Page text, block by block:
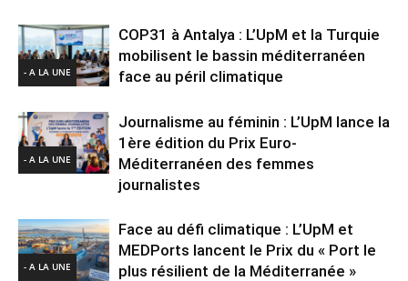
- A LA UNE
COP31 à Antalya : L’UpM et la Turquie
mobilisent le bassin méditerranéen
face au péril climatique
- A LA UNE
Journalisme au féminin : L’UpM lance la
1ère édition du Prix Euro-
Méditerranéen des femmes
journalistes
- A LA UNE
Face au défi climatique : L’UpM et
MEDPorts lancent le Prix du « Port le
plus résilient de la Méditerranée »